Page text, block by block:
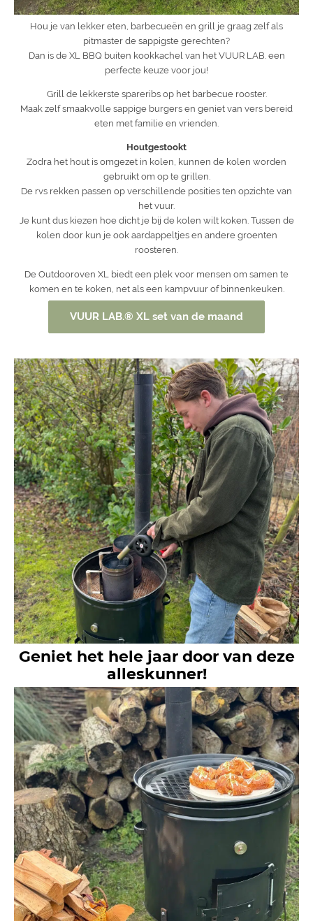
Hou je van lekker eten, barbecueën en grill je graag zelf als
pitmaster de sappigste gerechten?
Dan is de XL BBQ buiten kookkachel van het VUUR LAB. een
perfecte keuze voor jou!
Grill de lekkerste spareribs op het barbecue rooster.
Maak zelf smaakvolle sappige burgers en geniet van vers bereid
eten met familie en vrienden.
Houtgestookt
Zodra het hout is omgezet in kolen, kunnen de kolen worden
gebruikt om op te grillen.
De rvs rekken passen op verschillende posities ten opzichte van
het vuur.
Je kunt dus kiezen hoe dicht je bij de kolen wilt koken. Tussen de
kolen door kun je ook aardappeltjes en andere groenten
roosteren.
De Outdooroven XL biedt een plek voor mensen om samen te
komen en te koken, net als een kampvuur of binnenkeuken.
VUUR LAB.® XL set van de maand
Geniet het hele jaar door van deze
alleskunner!